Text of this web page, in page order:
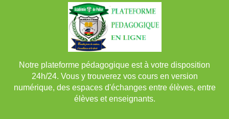
Notre plateforme pédagogique est à votre disposition
24h/24. Vous y trouverez vos cours en version
numérique, des espaces d'échanges entre élèves, entre
élèves et enseignants.